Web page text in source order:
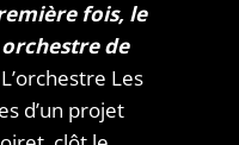
fois, le
de
L’orchestre Les
d’un projet